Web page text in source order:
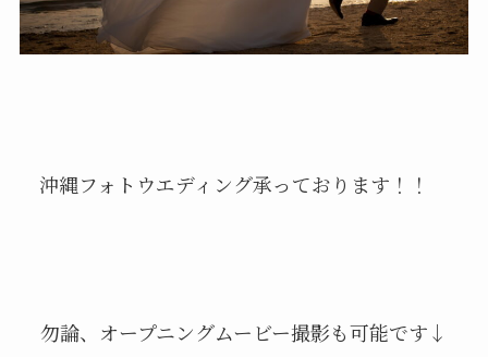
沖縄フォトウエディング承っております！！
勿論、オープニングムービー撮影も可能です↓